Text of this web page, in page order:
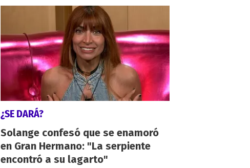
¿SE DARÁ?
Solange confesó que se enamoró
en Gran Hermano: "La serpiente
encontró a su lagarto"